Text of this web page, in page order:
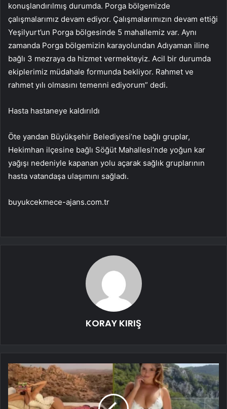
konuşlandırılmış durumda. Porga bölgemizde
çalışmalarımız devam ediyor. Çalışmalarımızın devam ettiği
Yeşilyurt’un Porga bölgesinde 5 mahallemiz var. Aynı
zamanda Porga bölgemizin karayolundan Adıyaman iline
bağlı 3 mezraya da hizmet vermekteyiz. Acil bir durumda
ekiplerimiz müdahale formunda bekliyor. Rahmet ve
rahmet yılı olmasını temenni ediyorum” dedi.
Hasta hastaneye kaldırıldı
Öte yandan Büyükşehir Belediyesi’ne bağlı gruplar,
Hekimhan ilçesine bağlı Söğüt Mahallesi’nde yoğun kar
yağışı nedeniyle kapanan yolu açarak sağlık gruplarının
hasta vatandaşa ulaşımını sağladı.
buyukcekmece-ajans.com.tr
KORAY KIRIŞ